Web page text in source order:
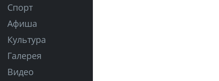
Спорт
Афиша
Культура
Галерея
Видео